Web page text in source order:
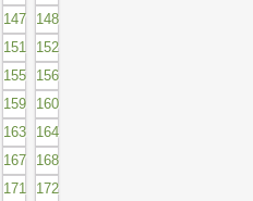
147
148
151
152
155
156
159
160
163
164
167
168
171
172